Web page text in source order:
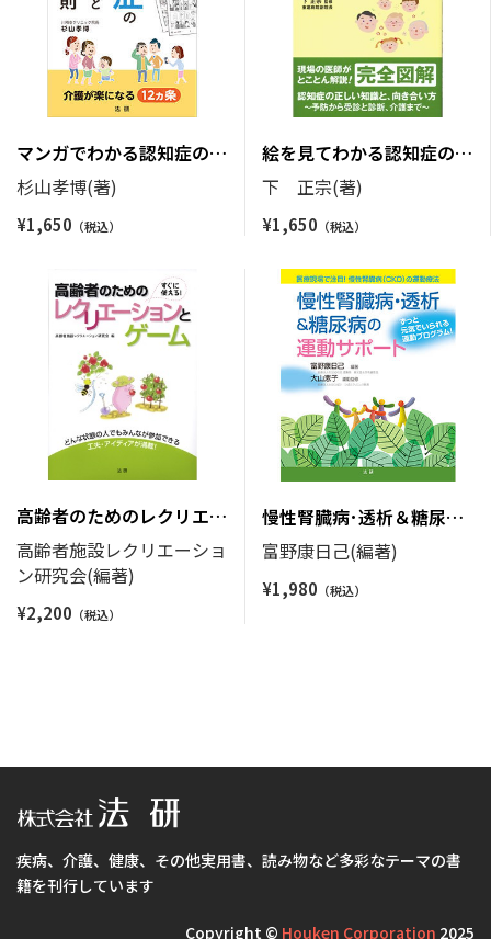
マンガでわかる認知症の９
大法則と１原則
杉山孝博(著)
¥1,650
絵を見てわかる認知症の予
防と介護
下 正宗(著)
¥1,650
高齢者のためのレクリエー
ションとゲーム
高齢者施設レクリエーショ
ン研究会(編著)
¥2,200
慢性腎臓病･透析＆糖尿病
の運動サポート
富野康日己(編著)
¥1,980
疾病、介護、健康、その他実用書、読み物など多彩なテーマの書
籍を刊行しています
Copyright © Houken Corporation 2025